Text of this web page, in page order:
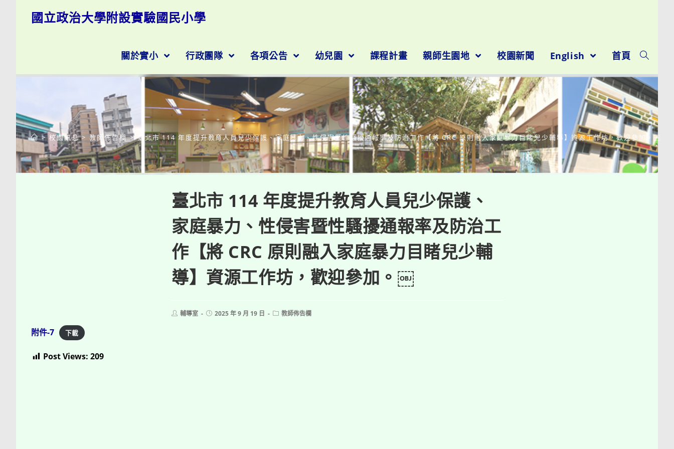
國立政治大學附設實驗國民小學
關於實小 行政團隊 各項公告 幼兒園 課程計畫 親師生園地 校園新聞 English 首頁
部落格
> 校園訊息 > 教師佈告欄 > 臺北市 114 年度提升教育人員兒少保護、家庭暴力、性侵害暨性騷擾通報率及防治工作【將 CRC 原則融入家庭暴力目睹兒少輔導】資源工作坊，歡迎參加。￼
臺北市 114 年度提升教育人員兒少保護、
家庭暴力、性侵害暨性騷擾通報率及防治工
作【將 CRC 原則融入家庭暴力目睹兒少輔
導】資源工作坊，歡迎參加。￼
Post輔導室
Post2025 年 9 月 19 日
Post教師佈告欄
附件-7 下載
Post Views: 209